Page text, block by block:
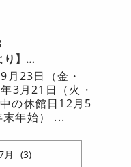
【９月23日より】エントランスミニギャラリー 片田好美 水彩画展「森と生きる」開催
月23日（金・
3月21日（火・
の休館日12月5
年始） ...
3